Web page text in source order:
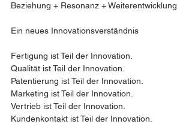
Beziehung + Resonanz + Weiterentwicklung
Ein neues Innovationsverständnis
Fertigung ist Teil der Innovation.
Qualität ist Teil der Innovation.
Patentierung ist Teil der Innovation.
Marketing ist Teil der Innovation.
Vertrieb ist Teil der Innovation.
Kundenkontakt ist Teil der Innovation.